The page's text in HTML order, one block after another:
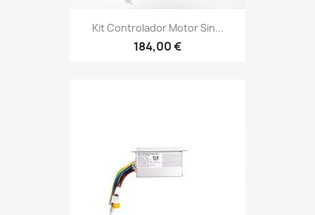
Kit Controlador Motor Sin...
184,00 €